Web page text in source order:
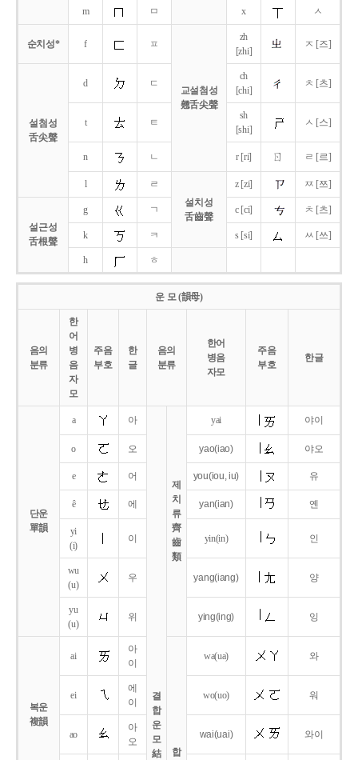
m ㅁ x ㅅ
순치성* f ㅍ
교설첨성
翹舌尖聲
zh
[zhi]
ㅈ [즈]
설첨성
舌尖聲
d ㄷ
ch
[chi]
ㅊ [츠]
t ㅌ
sh
[shi]
ㅅ [스]
n ㄴ r [ri] ㄖ ㄹ [르]
l
ㄹ
설치성
舌齒聲
z [zi] ㅉ [쯔]
설근성
舌根聲
g ㄱ c [ci] ㅊ [츠]
k ㅋ s [si] ㅆ [쓰]
h ㅎ
운 모 (韻母)
음의
분류
한
어
병
음
자
모
주음
부호
한
글
음의
분류
한어
병음
자모
주음
부호
한글
단운
單韻
a 아
결
합
운
모
結
제
치
류
齊
齒
類
yai 야이
o 오 yao(iao) 야오
e 어 you(iou,iu) 유
ê 에 yan(ian) 옌
yi
(i)
이 yin(in) 인
wu
(u)
우 yang(iang) 양
yu
(u)
위 ying(ing) 잉
복운
複韻
ai
아
이
합
wa(ua) 와
ei
에
이
wo(uo) 워
ao
아
오
wai(uai) 와이